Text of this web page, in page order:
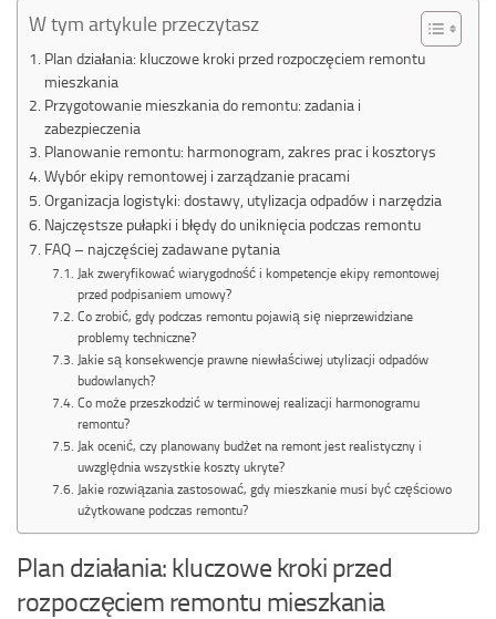
W tym artykule przeczytasz
Plan działania: kluczowe kroki przed rozpoczęciem remontu
mieszkania
Przygotowanie mieszkania do remontu: zadania i
zabezpieczenia
Planowanie remontu: harmonogram, zakres prac i kosztorys
Wybór ekipy remontowej i zarządzanie pracami
Organizacja logistyki: dostawy, utylizacja odpadów i narzędzia
Najczęstsze pułapki i błędy do uniknięcia podczas remontu
FAQ – najczęściej zadawane pytania
Jak zweryfikować wiarygodność i kompetencje ekipy remontowej
przed podpisaniem umowy?
Co zrobić, gdy podczas remontu pojawią się nieprzewidziane
problemy techniczne?
Jakie są konsekwencje prawne niewłaściwej utylizacji odpadów
budowlanych?
Co może przeszkodzić w terminowej realizacji harmonogramu
remontu?
Jak ocenić, czy planowany budżet na remont jest realistyczny i
uwzględnia wszystkie koszty ukryte?
Jakie rozwiązania zastosować, gdy mieszkanie musi być częściowo
użytkowane podczas remontu?
Plan działania: kluczowe kroki przed
rozpoczęciem remontu mieszkania